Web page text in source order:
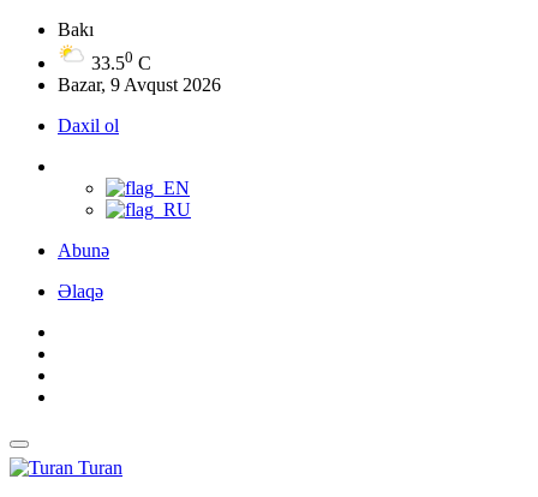
Bakı
33.50 C
Bazar, 9 Avqust 2026
Daxil ol
Abunə
Əlaqə
Turan